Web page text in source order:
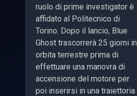
ruolo di prime investigator è
affidato al Politecnico di
Torino. Dopo il lancio, Blue
Ghost trascorrerà 25 giorni in
orbita terrestre prima di
effettuare una manovra di
accensione del motore per
poi inserirsi in una traiettoria